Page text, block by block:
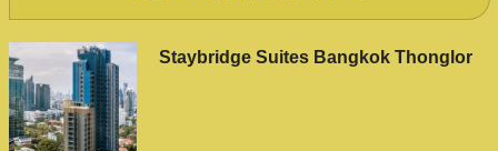
Staybridge Suites Bangkok Thonglor